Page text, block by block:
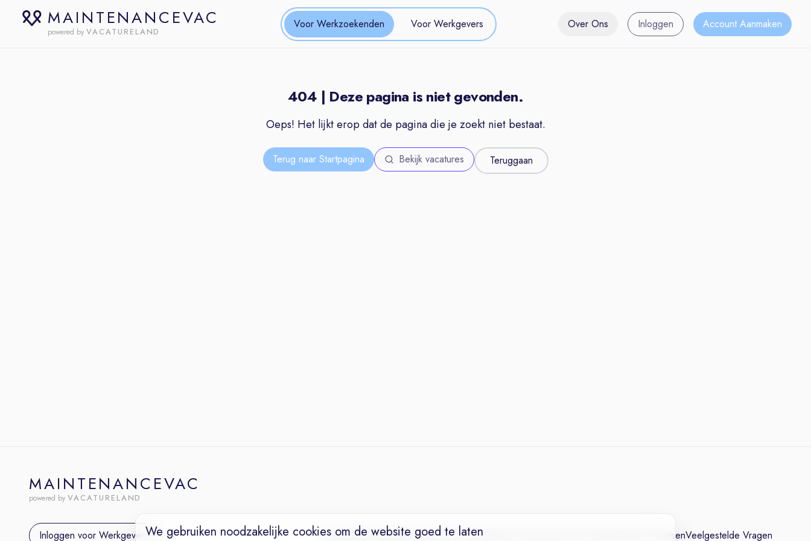
MAINTENANCEVAC
powered by VACATURELAND
Voor Werkzoekenden Voor Werkgevers Over Ons Inloggen Account Aanmaken
404 | Deze pagina is niet gevonden.
Oeps! Het lijkt erop dat de pagina die je zoekt niet bestaat.
Terug naar Startpagina Bekijk vacatures Teruggaan
MAINTENANCEVAC
powered by VACATURELAND
Inloggen voor Werkgevers VacaturesNichesWerkgeversOver OnsMaak een Succesvol CV Vacature PlaatsenVeelgestelde Vragen
We gebruiken noodzakelijke cookies om de website goed te laten